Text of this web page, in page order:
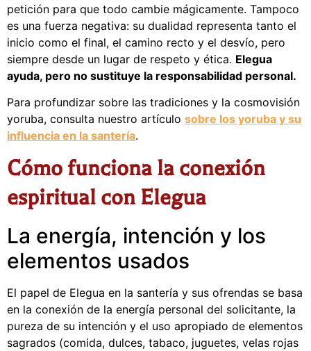
petición para que todo cambie mágicamente. Tampoco
es una fuerza negativa: su dualidad representa tanto el
inicio como el final, el camino recto y el desvío, pero
siempre desde un lugar de respeto y ética. Elegua
ayuda, pero no sustituye la responsabilidad personal.
Para profundizar sobre las tradiciones y la cosmovisión
yoruba, consulta nuestro artículo sobre los yoruba y su
influencia en la santería.
Cómo funciona la conexión
espiritual con Elegua
La energía, intención y los
elementos usados
El papel de Elegua en la santería y sus ofrendas se basa
en la conexión de la energía personal del solicitante, la
pureza de su intención y el uso apropiado de elementos
sagrados (comida, dulces, tabaco, juguetes, velas rojas